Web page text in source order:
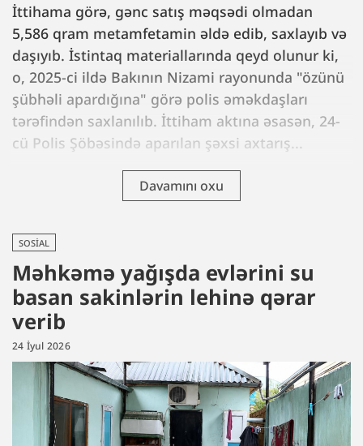
İttihama görə, gənc satış məqsədi olmadan
5,586 qram metamfetamin əldə edib, saxlayıb və
daşıyıb. İstintaq materiallarında qeyd olunur ki,
o, 2025-ci ildə Bakının Nizami rayonunda "özünü
şübhəli apardığına" görə polis əməkdaşları
tərəfindən saxlanılıb. İttiham aktına əsasən, 24-
cü Polis Şöbəsində aparılan şəxsi axtarış...
Davamını oxu
SOSIAL
Məhkəmə yağışda evlərini su
basan sakinlərin lehinə qərar
verib
24 İyul 2026